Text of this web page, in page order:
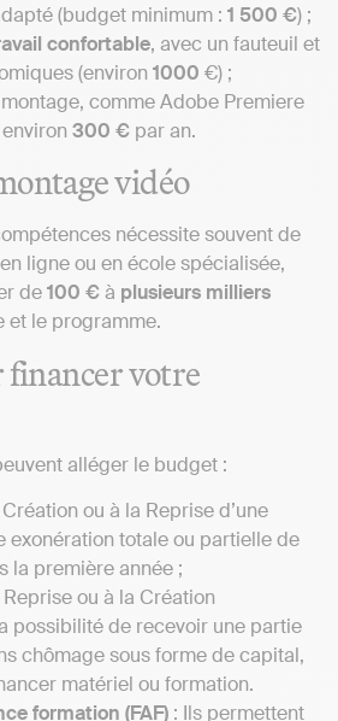
(budget minimum : 1 500 €) ;
confortable, avec un fauteuil et
(environ 1000 €) ;
comme Adobe Premiere
300 € par an.
vidéo
nécessite souvent de
ligne ou en école spécialisée,
de100 €à plusieurs milliers
et le programme.
financer votre
alléger le budget :
ou à la Reprise d’une
exonération totale ou partielle de
la première année ;
ou à la Création
possibilité de recevoir une partie
chômage sous forme de capital,
matériel ou formation.
formation (FAF) : Ils permettent